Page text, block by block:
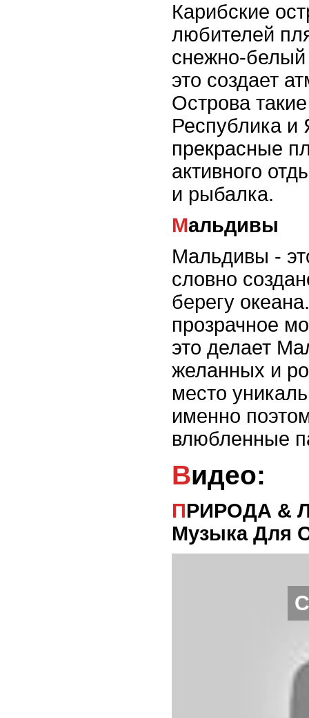
Карибские
любителей
снежно-белый
это создает
Острова
Республика и
прекрасные
активного
и рыбалка.
Мальдивы
Мальдивы -
словно
берегу
прозрачное
это делает
желанных и
место
именно
влюбленные
Видео:
ПРИРОДА & ЛЕТО. МОРЕ. ОТДЫХ. ПЛЯЖ /
Музыка Для